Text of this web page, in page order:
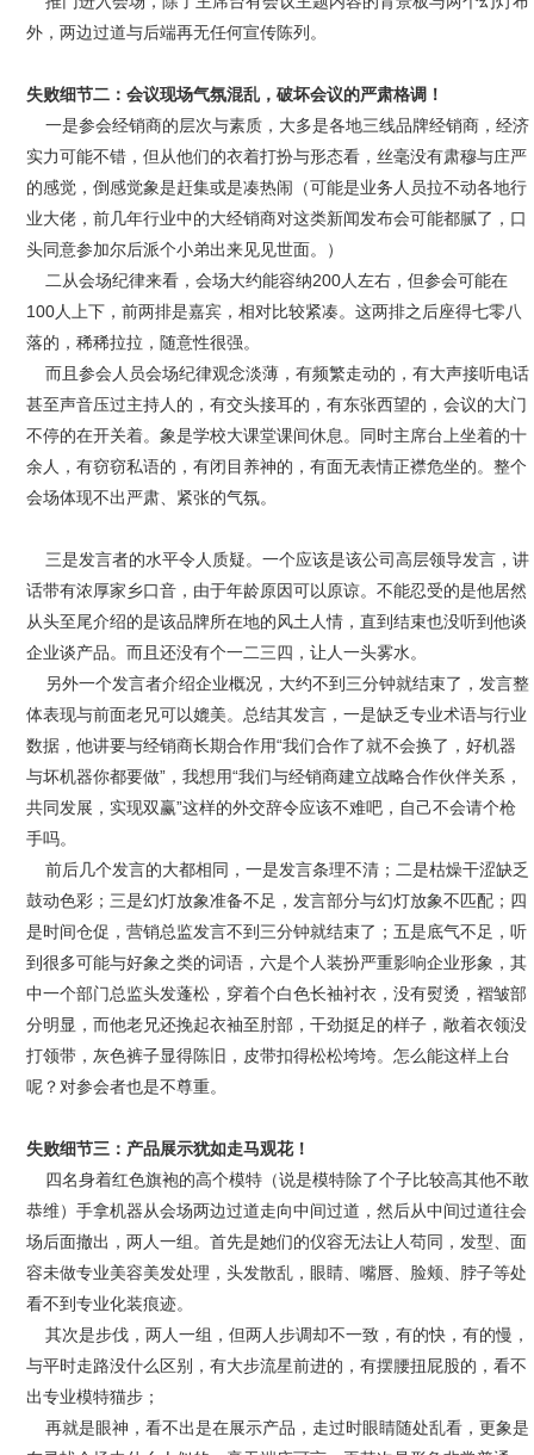
外，两边过道与后端再无任何宣传陈列。
失败细节二：会议现场气氛混乱，破坏会议的严肃格调！
一是参会经销商的层次与素质，大多是各地三线品牌经销商，经济
实力可能不错，但从他们的衣着打扮与形态看，丝毫没有肃穆与庄严
的感觉，倒感觉象是赶集或是凑热闹（可能是业务人员拉不动各地行
业大佬，前几年行业中的大经销商对这类新闻发布会可能都腻了，口
头同意参加尔后派个小弟出来见见世面。）
二从会场纪律来看，会场大约能容纳200人左右，但参会可能在
100人上下，前两排是嘉宾，相对比较紧凑。这两排之后座得七零八
落的，稀稀拉拉，随意性很强。
而且参会人员会场纪律观念淡薄，有频繁走动的，有大声接听电话
甚至声音压过主持人的，有交头接耳的，有东张西望的，会议的大门
不停的在开关着。象是学校大课堂课间休息。同时主席台上坐着的十
余人，有窃窃私语的，有闭目养神的，有面无表情正襟危坐的。整个
会场体现不出严肃、紧张的气氛。
三是发言者的水平令人质疑。一个应该是该公司高层领导发言，讲
话带有浓厚家乡口音，由于年龄原因可以原谅。不能忍受的是他居然
从头至尾介绍的是该品牌所在地的风土人情，直到结束也没听到他谈
企业谈产品。而且还没有个一二三四，让人一头雾水。
另外一个发言者介绍企业概况，大约不到三分钟就结束了，发言整
体表现与前面老兄可以媲美。总结其发言，一是缺乏专业术语与行业
数据，他讲要与经销商长期合作用“我们合作了就不会换了，好机器
与坏机器你都要做”，我想用“我们与经销商建立战略合作伙伴关系，
共同发展，实现双赢”这样的外交辞令应该不难吧，自己不会请个枪
手吗。
前后几个发言的大都相同，一是发言条理不清；二是枯燥干涩缺乏
鼓动色彩；三是幻灯放象准备不足，发言部分与幻灯放象不匹配；四
是时间仓促，营销总监发言不到三分钟就结束了；五是底气不足，听
到很多可能与好象之类的词语，六是个人装扮严重影响企业形象，其
中一个部门总监头发蓬松，穿着个白色长袖衬衣，没有熨烫，褶皱部
分明显，而他老兄还挽起衣袖至肘部，干劲挺足的样子，敞着衣领没
打领带，灰色裤子显得陈旧，皮带扣得松松垮垮。怎么能这样上台
呢？对参会者也是不尊重。
失败细节三：产品展示犹如走马观花！
四名身着红色旗袍的高个模特（说是模特除了个子比较高其他不敢
恭维）手拿机器从会场两边过道走向中间过道，然后从中间过道往会
场后面撤出，两人一组。首先是她们的仪容无法让人苟同，发型、面
容未做专业美容美发处理，头发散乱，眼睛、嘴唇、脸颊、脖子等处
看不到专业化装痕迹。
其次是步伐，两人一组，但两人步调却不一致，有的快，有的慢，
与平时走路没什么区别，有大步流星前进的，有摆腰扭屁股的，看不
出专业模特猫步；
再就是眼神，看不出是在展示产品，走过时眼睛随处乱看，更象是